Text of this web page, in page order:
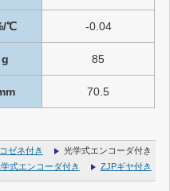
℃ -0.04
g 85
70.5
ゼネ付き
光学式エンコーダ付き
式エンコーダ付き
ZJPギヤ付き